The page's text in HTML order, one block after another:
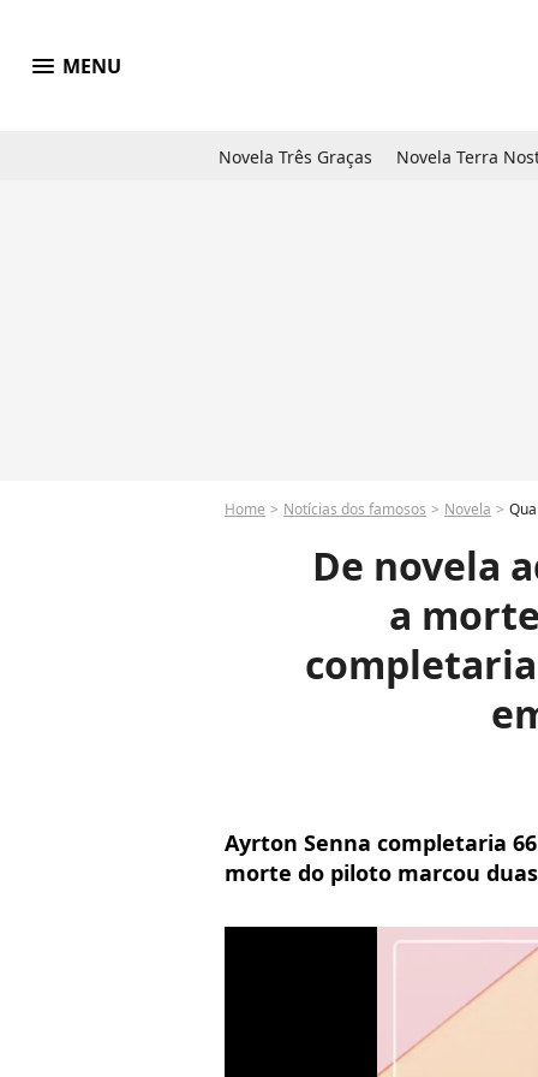
menu MENU
Novela Três Graças Novela Terra
Home Notícias dos famosos Novela Qual
De novela
a
Ayrton Senna completaria
morte do piloto marcou